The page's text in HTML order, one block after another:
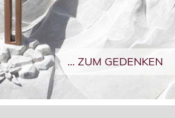
... ZUM GEDENKEN